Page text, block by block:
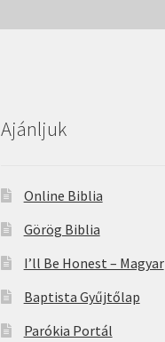
Ajánljuk
Online Biblia
Görög Biblia
I’ll Be Honest – Magyar
Baptista Gyűjtőlap
Parókia Portál